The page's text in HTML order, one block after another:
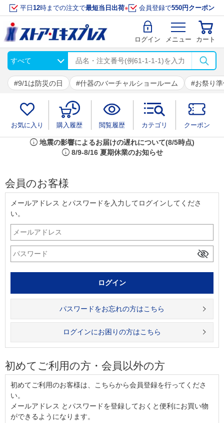
平日 12時までの注文で最短当日出荷※ 会員登録で550円クーポン
ログイン メニュー カート
9/1は防災の日 什器のバーチャルショールーム お祭り
お気に入り 購入履歴 閲覧履歴 カテゴリ クーポン
info 地震の影響によるお届けの遅れについて(8/5時点)
info 8/9-8/16 夏期休業のお知らせ
会員のお客様
メールアドレス とパスワードを入力してログインしてくださ
い。
パスワードをお忘れの方はこちら
ログインにお困りの方はこちら
初めてご利用の方・会員以外の方
初めてご利用のお客様は、こちらから会員登録を行ってくださ
い。
メールアドレス とパスワードを登録しておくと便利にお買い物
ができるようになります。